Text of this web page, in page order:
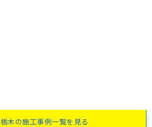
栃木の施工事例一覧を見る